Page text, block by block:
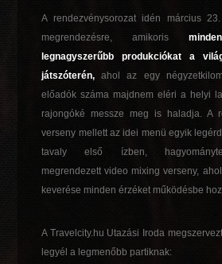
A rendezvénysorozat idén március
megrendezésre, amikoris
legnagyszerűbb produkciókat a
játszóterén,ahol az egy
előadók száma majdnem eléri a helyi
rajongóké messze meg is haladja. A
verseny mellett az idei menü egyik
tavaly első ízben,
megrendezett video mixing verseny,
keverése minden érzéket működésbe
A Travelcity.hu Utazási Iroda
legyél a legmenőbb partiknak: